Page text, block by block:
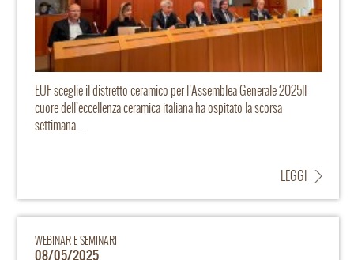
EUF sceglie il distretto ceramico per l’Assemblea Generale 2025Il
cuore dell’eccellenza ceramica italiana ha ospitato la scorsa
settimana ...
LEGGI
WEBINAR E SEMINARI
08/05/2025